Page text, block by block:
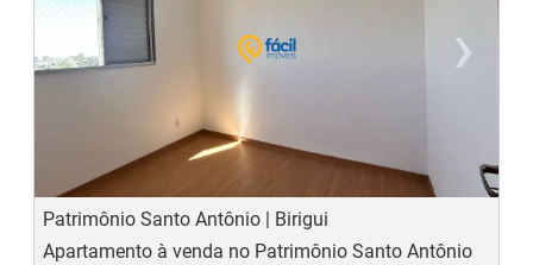
‹
Previous
›
Patrimônio Santo Antônio | Birigui
Apartamento à venda no Patrimônio Santo Antônio